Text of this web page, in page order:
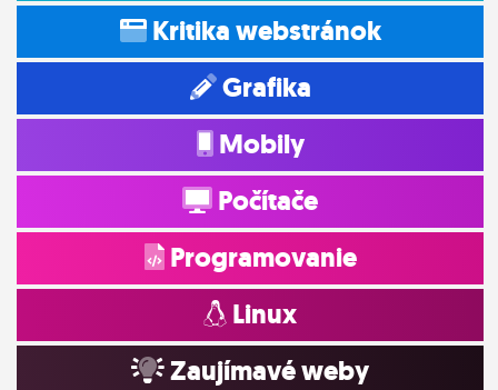
Kritika webstránok
Grafika
Mobily
Počítače
Programovanie
Linux
Zaujímavé weby